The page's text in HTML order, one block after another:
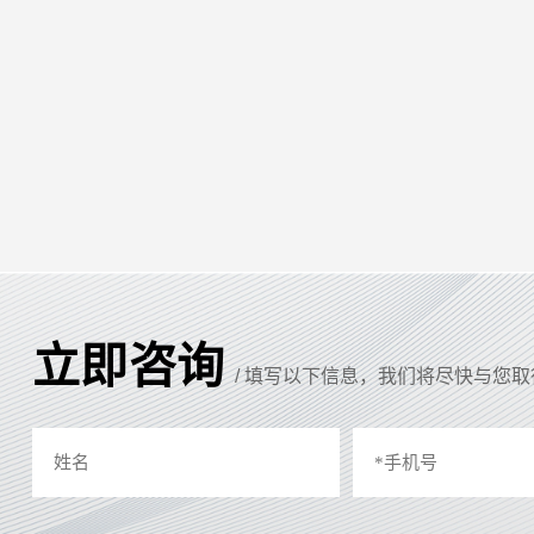
立即咨询 / 填写以下信息，我们将尽快与您